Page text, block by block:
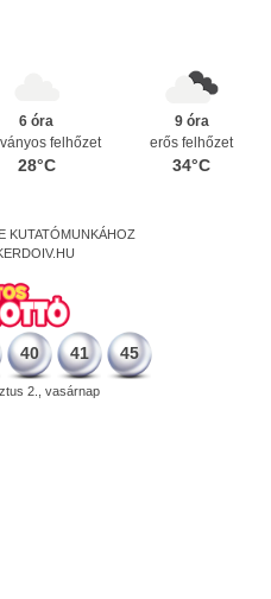
6 óra
felhőzet
28°C
9 óra
erős felhőzet
34°C
KUTATÓMUNKÁHOZ
40 41 45
2., vasárnap